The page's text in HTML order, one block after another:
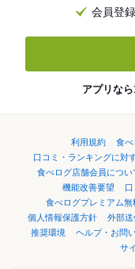
会員登
アプリな
利用規約 食べ
口コミ・ランキングに対
食べログ店舗会員につい
機能改善要望
食べログプレミアム無
個人情報保護方針
外部送
推奨環境
ヘルプ・お問
サ